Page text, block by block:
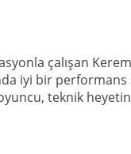
çalışan
iyi bir performans
teknik